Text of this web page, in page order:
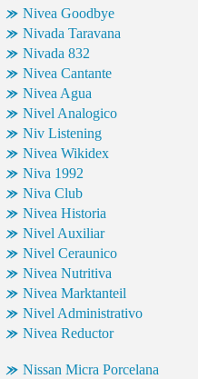
Nivea Goodbye
Nivada Taravana
Nivada 832
Nivea Cantante
Nivea Agua
Nivel Analogico
Niv Listening
Nivea Wikidex
Niva 1992
Niva Club
Nivea Historia
Nivel Auxiliar
Nivel Ceraunico
Nivea Nutritiva
Nivea Marktanteil
Nivel Administrativo
Nivea Reductor
Nissan Micra Porcelana